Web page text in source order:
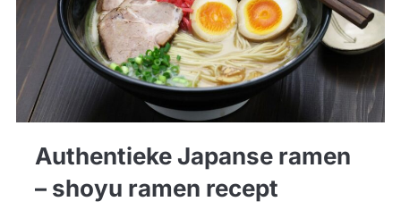
Authentieke Japanse ramen
– shoyu ramen recept